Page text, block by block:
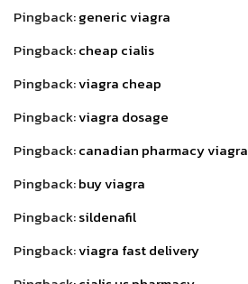
Pingback:generic viagra
Pingback:cheap cialis
Pingback:viagra cheap
Pingback:viagra dosage
Pingback:canadian pharmacy viagra
Pingback:buy viagra
Pingback:sildenafil
Pingback:viagra fast delivery